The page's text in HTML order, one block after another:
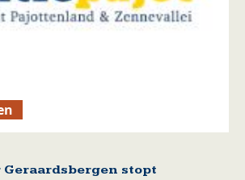
Geraardsbergen stopt